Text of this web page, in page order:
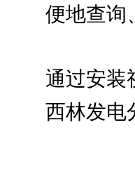
便地查询
通过安装
西林发电